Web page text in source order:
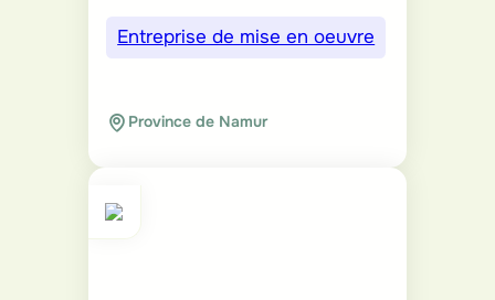
Entreprise de mise en oeuvre
Province de Namur